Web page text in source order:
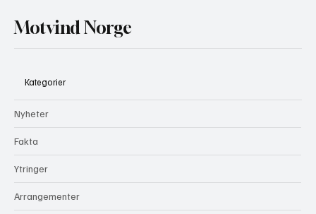
Motvind Norge
Kategorier
Nyheter
Fakta
Ytringer
Arrangementer